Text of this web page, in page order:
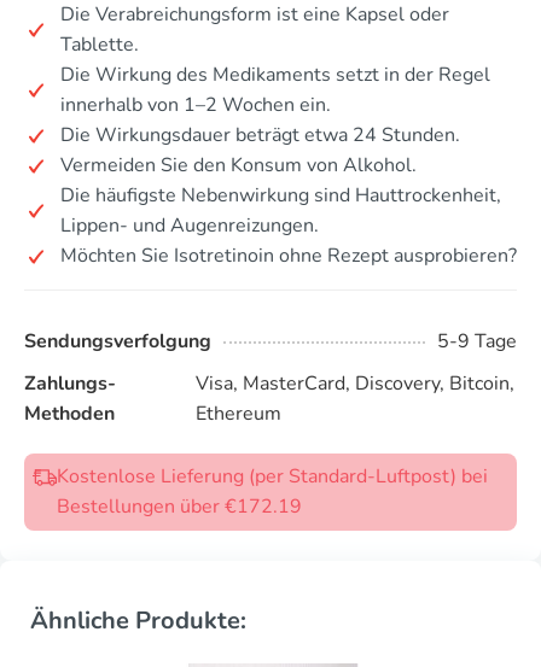
Die Verabreichungsform ist eine Kapsel oder
Tablette.
Die Wirkung des Medikaments setzt in der Regel
innerhalb von 1–2 Wochen ein.
Die Wirkungsdauer beträgt etwa 24 Stunden.
Vermeiden Sie den Konsum von Alkohol.
Die häufigste Nebenwirkung sind Hauttrockenheit,
Lippen- und Augenreizungen.
Möchten Sie Isotretinoin ohne Rezept ausprobieren?
Sendungsverfolgung
5-9 Tage
Zahlungs-
Methoden
Visa, MasterCard, Discovery, Bitcoin,
Ethereum
Kostenlose Lieferung (per Standard-Luftpost) bei
Bestellungen über €172.19
Ähnliche Produkte: